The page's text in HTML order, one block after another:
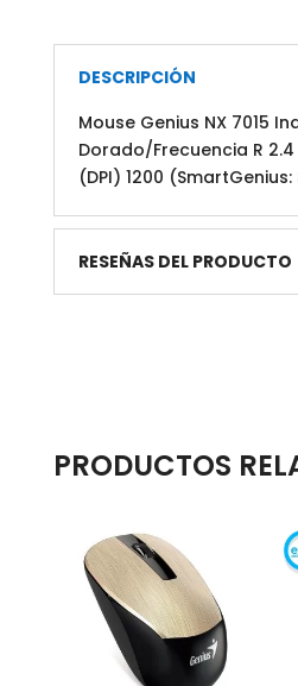
DESCRIPCIÓN
Mouse Genius NX 7015
Dorado/Frecuencia R
(DPI) 1200 (SmartGenius:
RESEÑAS DEL PRODUCTO
PRODUCTOS